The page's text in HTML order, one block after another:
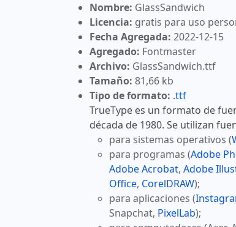
Nombre: GlassSandwich
Licencia: gratis para uso
Fecha Agregada: 2022-12-15
Agregado: Fontmaster
Archivo: GlassSandwich.ttf
Tamaño: 81,66 kb
Tipo de formato: .ttf
TrueType es un formato de
década de 1980. Se utilizan
para sistemas operativos (
para programas (Adobe
Adobe Acrobat, Adobe
Office, CorelDRAW);
para aplicaciones (
Snapchat, PixelLab);